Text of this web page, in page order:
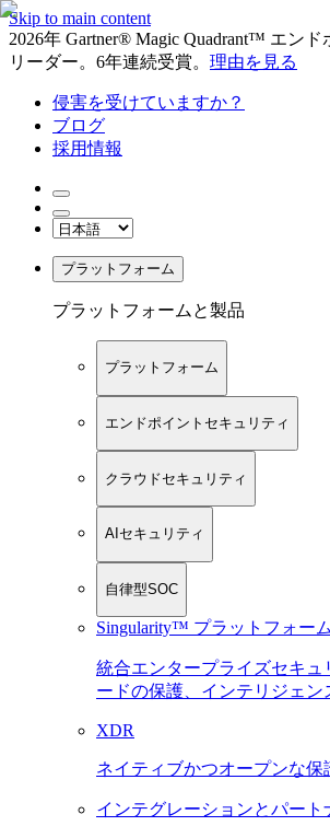
Skip to main content
2026年 Gartner® Magic Quadrant™ エン
リーダー。6年連続受賞。 理由を見る
侵害を受けていますか？
ブログ
採用情報
プラットフォーム
プラットフォームと製品
プラットフォーム
エンドポイントセキュリティ
クラウドセキュリティ
AIセキュリティ
自律型SOC
Singularity™ プラットフォーム
統合エンタープライズセキュ
ードの保護、インテリジェン
XDR
ネイティブかつオープンな保
インテグレーションとパート